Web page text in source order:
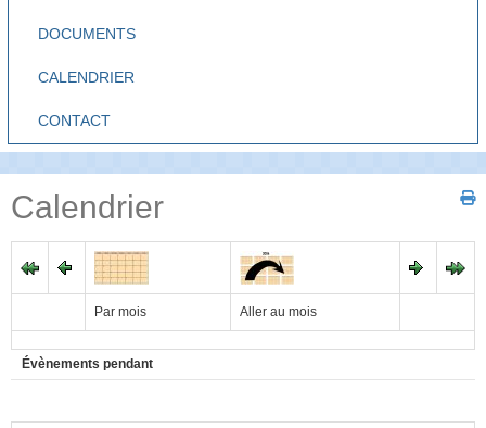
DOCUMENTS
CALENDRIER
CONTACT
Calendrier
Par mois Aller au mois
Évènements pendant